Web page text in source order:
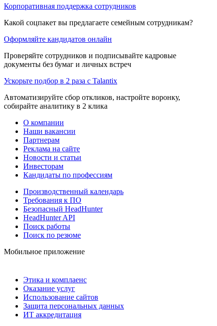
Корпоративная поддержка сотрудников
Какой соцпакет вы предлагаете семейным сотрудникам?
Оформляйте кандидатов онлайн
Проверяйте сотрудников и подписывайте кадровые
документы без бумаг и личных встреч
Ускорьте подбор в 2 раза с Talantix
Автоматизируйте сбор откликов, настройте воронку,
собирайте аналитику в 2 клика
О компании
Наши вакансии
Партнерам
Реклама на сайте
Новости и статьи
Инвесторам
Кандидаты по профессиям
Производственный календарь
Требования к ПО
Безопасный HeadHunter
HeadHunter API
Поиск работы
Поиск по резюме
Мобильное приложение
Этика и комплаенс
Оказание услуг
Использование сайтов
Защита персональных данных
ИТ аккредитация